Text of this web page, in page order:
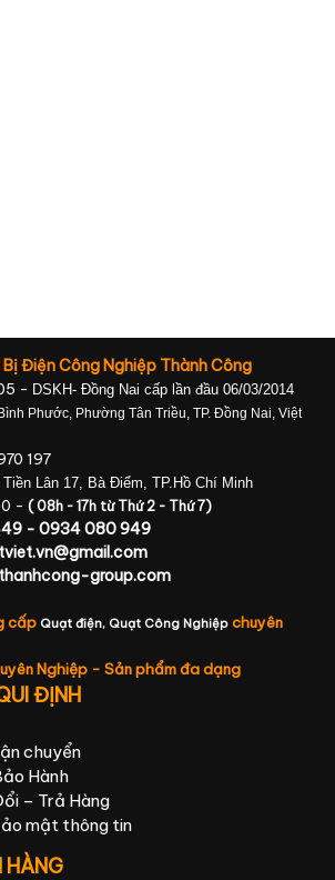
Điện Công Nghiệp Thành Công
- DSKH- Đồng Nai cấp lần đầu 06/03/2014
Phước, Phường Tân Triều, TP. Đồng Nai, Việt
197
Tiền Lân 17, Bà Điểm, TP.Hồ Chí Minh
- ( 08h - 17h từ Thứ 2 - Thứ 7)
- 0934 080 949
group.com
cấp Quạt điện, Quạt Công Nghiệp chuyên
Nghiệp - Sản phẩm đa dạng
ĐỊNH
chuyển
Hành
– Trả Hàng
mật thông tin
HÀNG